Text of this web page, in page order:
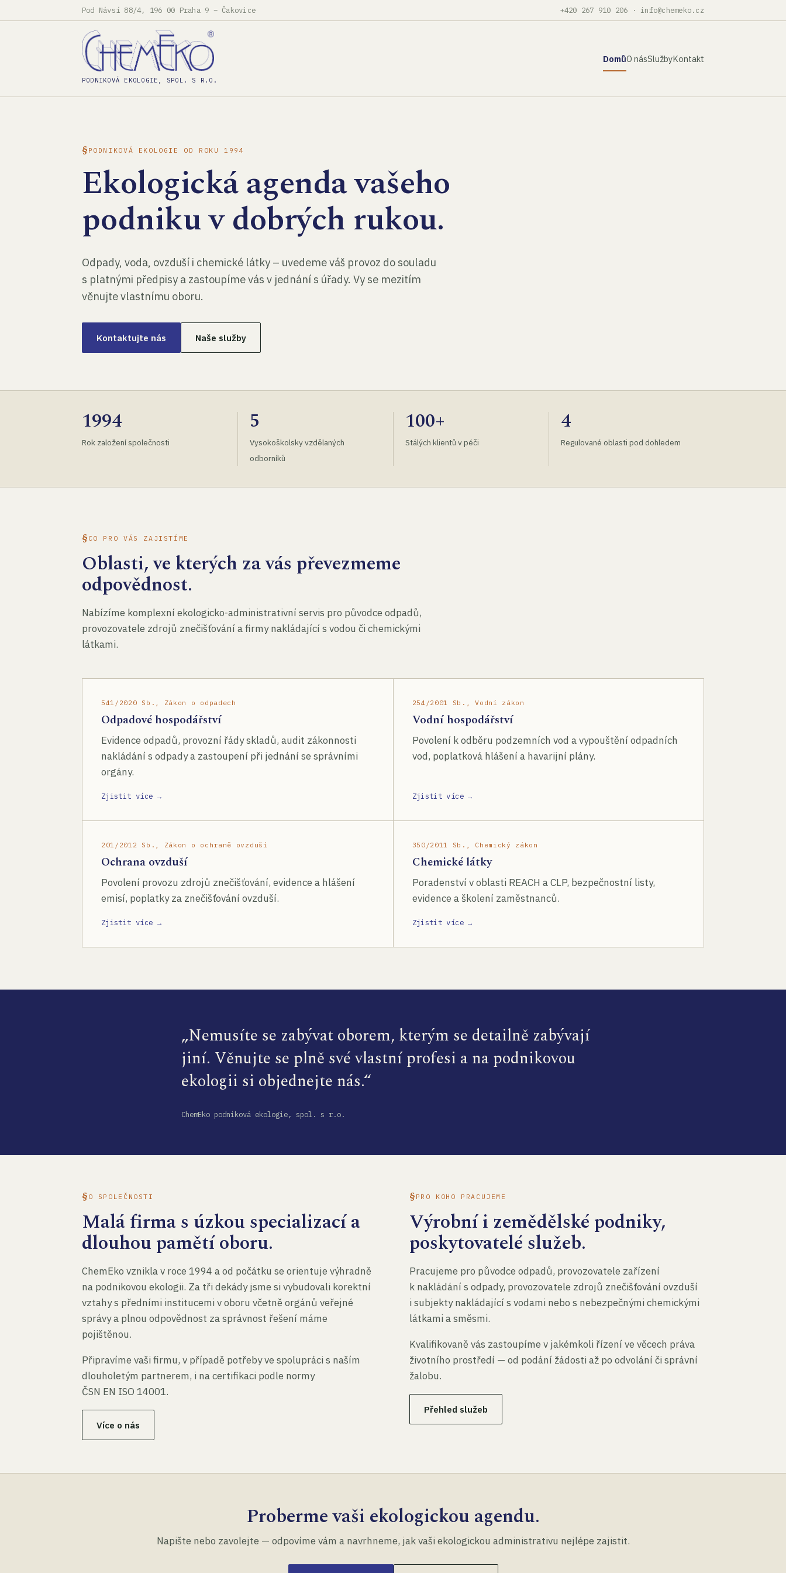
Pod Návsí 88/4, 196 00 Praha 9 – Čakovice +420 267 910 206 · info@chemeko.cz
PODNIKOVÁ EKOLOGIE, SPOL. S R.O.
DomůO násSlužbyKontakt
PODNIKOVÁ EKOLOGIE OD ROKU 1994
Ekologická agenda vašeho
podniku v dobrých rukou.
Odpady, voda, ovzduší i chemické látky – uvedeme váš provoz do souladu
s platnými předpisy a zastoupíme vás v jednání s úřady. Vy se mezitím
věnujte vlastnímu oboru.
Kontaktujte nás Naše služby
1994
Rok založení společnosti
5
Vysokoškolsky vzdělaných
odborníků
100+
Stálých klientů v péči
4
Regulované oblasti pod dohledem
CO PRO VÁS ZAJISTÍME
Oblasti, ve kterých za vás převezmeme
odpovědnost.
Nabízíme komplexní ekologicko-administrativní servis pro původce odpadů,
provozovatele zdrojů znečišťování a firmy nakládající s vodou či chemickými
látkami.
541/2020 Sb., Zákon o odpadech
Odpadové hospodářství
Evidence odpadů, provozní řády skladů, audit zákonnosti
nakládání s odpady a zastoupení při jednání se správními
orgány.
Zjistit více →
254/2001 Sb., Vodní zákon
Vodní hospodářství
Povolení k odběru podzemních vod a vypouštění odpadních
vod, poplatková hlášení a havarijní plány.
Zjistit více →
201/2012 Sb., Zákon o ochraně ovzduší
Ochrana ovzduší
Povolení provozu zdrojů znečišťování, evidence a hlášení
emisí, poplatky za znečišťování ovzduší.
Zjistit více →
350/2011 Sb., Chemický zákon
Chemické látky
Poradenství v oblasti REACH a CLP, bezpečnostní listy,
evidence a školení zaměstnanců.
Zjistit více →
„Nemusíte se zabývat oborem, kterým se detailně zabývají
jiní. Věnujte se plně své vlastní profesi a na podnikovou
ekologii si objednejte nás.“
ChemEko podniková ekologie, spol. s r.o.
O SPOLEČNOSTI
Malá firma s úzkou specializací a
dlouhou pamětí oboru.
ChemEko vznikla v roce 1994 a od počátku se orientuje výhradně
na podnikovou ekologii. Za tři dekády jsme si vybudovali korektní
vztahy s předními institucemi v oboru včetně orgánů veřejné
správy a plnou odpovědnost za správnost řešení máme
pojištěnou.
Připravíme vaši firmu, v případě potřeby ve spolupráci s naším
dlouholetým partnerem, i na certifikaci podle normy
ČSN EN ISO 14001.
Více o nás
PRO KOHO PRACUJEME
Výrobní i zemědělské podniky,
poskytovatelé služeb.
Pracujeme pro původce odpadů, provozovatele zařízení
k nakládání s odpady, provozovatele zdrojů znečišťování ovzduší
i subjekty nakládající s vodami nebo s nebezpečnými chemickými
látkami a směsmi.
Kvalifikovaně vás zastoupíme v jakémkoli řízení ve věcech práva
životního prostředí — od podání žádosti až po odvolání či správní
žalobu.
Přehled služeb
Proberme vaši ekologickou agendu.
Napište nebo zavolejte — odpovíme vám a navrhneme, jak vaši ekologickou administrativu nejlépe zajistit.